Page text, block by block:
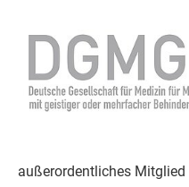
außerordentliches Mitglied